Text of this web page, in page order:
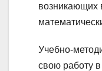
возникающих
Учебно-
свою работу